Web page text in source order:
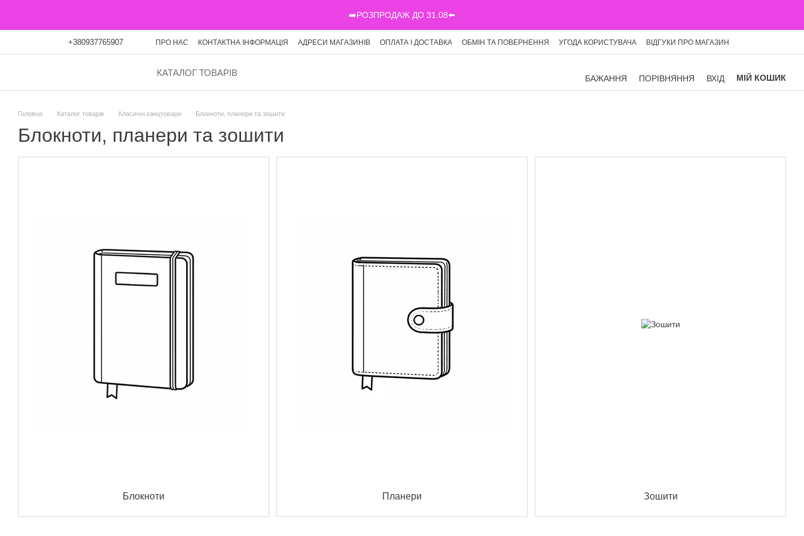
➡️РОЗПРОДАЖ ДО 31.08⬅️
+380937765907 ПРО НАС КОНТАКТНА ІНФОРМАЦІЯ АДРЕСИ МАГАЗИНІВ ОПЛАТА І ДОСТАВКА ОБМІН ТА ПОВЕРНЕННЯ УГОДА КОРИСТУВАЧА
ВІДГУКИ ПРО МАГАЗИН
ОПЛАТА ЧАСТИНАМИ
БЛОГ
КАТАЛОГ ТОВАРІВ
БАЖАННЯ ПОРІВНЯННЯ ВХІД МІЙ КОШИК
Головна Каталог товарів Класичні канцтовари Блокноти, планери та зошити
Блокноти, планери та зошити
Блокноти Планери Зошити